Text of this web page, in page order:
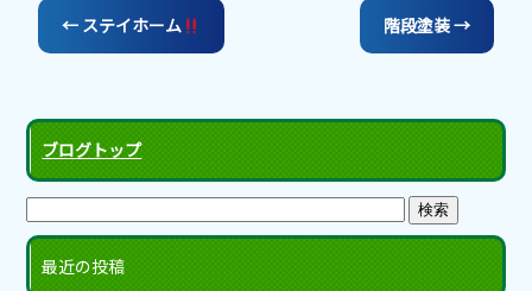
← ステイホーム 階段塗装→
ブログトップ
最近の投稿